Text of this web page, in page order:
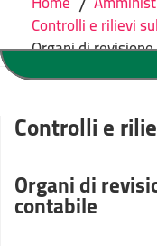
Controlli e rilievi
Organi di
Controlli e
Organi di
contabile